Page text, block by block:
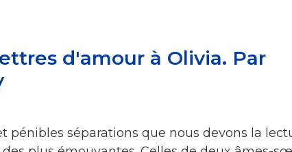
d'amour à Olivia. Par
pénibles séparations que nous devons la